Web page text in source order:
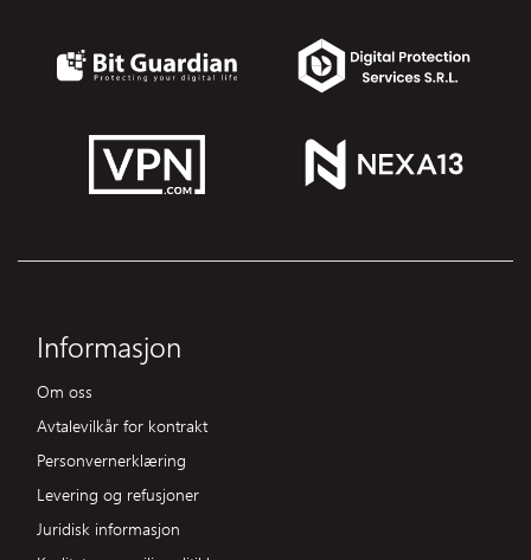
Informasjon
Om oss
Avtalevilkår for kontrakt
Personvernerklæring
Levering og refusjoner
Juridisk informasjon